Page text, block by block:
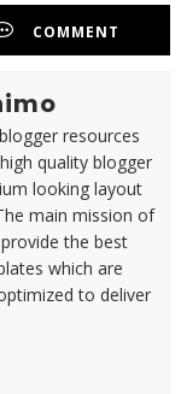
COMMENT
resources
quality blogger
looking layout
main mission of
the best
which are
to deliver